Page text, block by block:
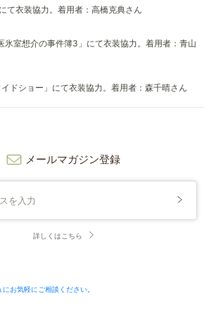
て衣装協力。着用者：高橋克典さん
氷室想介の事件簿3」にて衣装協力。着用者：青山
ドショー」にて衣装協力。着用者：森千晴さん
メールマガジン登録
詳しくはこちら